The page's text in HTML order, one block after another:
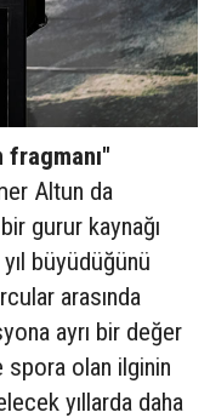
Altun da
gurur kaynağı
büyüdüğünü
arasında
ayrı bir değer
spora olan ilginin
yıllarda daha